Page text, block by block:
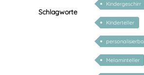
Schlagworte
Kindergeschirr
personalisiert
Kinderteller
Melaminteller